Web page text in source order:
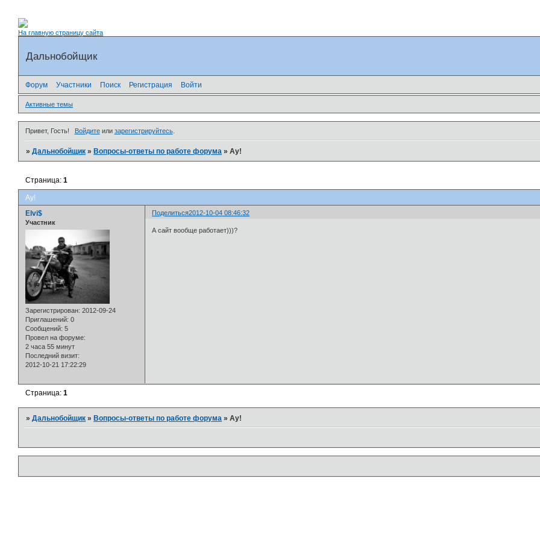
На главную страницу сайта
Дальнобойщик
Форум Участники Поиск Регистрация Войти
Активные темы
Привет, Гость! Войдитеили зарегистрируйтесь.
»Дальнобойщик »Вопросы-ответы по работе форума »Ау!
Ау!
Страница:1
Поделиться2012-10-04 08:46:32
Elvi$
Участник
Зарегистрирован: 2012-09-24
Приглашений: 0
Сообщений: 5
Провел на форуме:
2 часа 55 минут
Последний визит:
2012-10-21 17:22:29
А сайт вообще работает)))?
Страница:1
»Дальнобойщик »Вопросы-ответы по работе форума »Ау!